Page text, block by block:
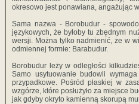
okresowo jest ponawiana, angażując
Sama nazwa - Borobudur -
językowych, że byłoby tu zbędnym
wersji. Można tylko nadmienić, że w
odmiennej formie: Barabudur.
Borobudur leży w odległości
Samo usytuowanie budowli
przypadkowe. Pośród płaskiej w
wzgórze, które posłużyło za miejsce
jak gdyby okryto kamienną skorupą